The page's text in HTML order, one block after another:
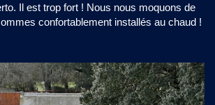
Il est trop fort ! Nous nous moquons de
confortablement installés au chaud !